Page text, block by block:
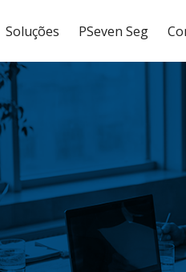
Soluções PSeven Seg